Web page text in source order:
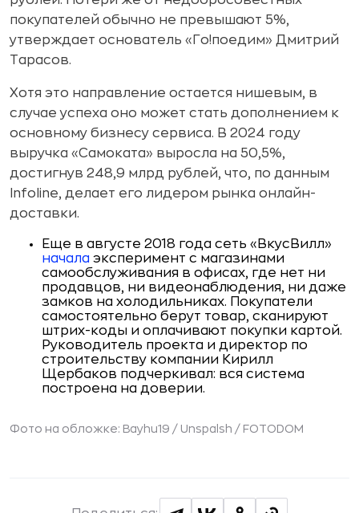
покупателей обычно не превышают 5%,
утверждает основатель «Го!поедим» Дмитрий
Тарасов.
Хотя это направление остается нишевым, в
случае успеха оно может стать дополнением к
основному бизнесу сервиса. В 2024 году
выручка «Самоката» выросла на 50,5%,
достигнув 248,9 млрд рублей, что, по данным
Infoline, делает его лидером рынка онлайн-
доставки.
Еще в августе 2018 года сеть «ВкусВилл»
начала эксперимент с магазинами
самообслуживания в офисах, где нет ни
продавцов, ни видеонаблюдения, ни даже
замков на холодильниках. Покупатели
самостоятельно берут товар, сканируют
штрих-коды и оплачивают покупки картой.
Руководитель проекта и директор по
строительству компании Кирилл
Щербаков подчеркивал: вся система
построена на доверии.
Фото на обложке: Bayhu19 / Unspalsh / FOTODOM